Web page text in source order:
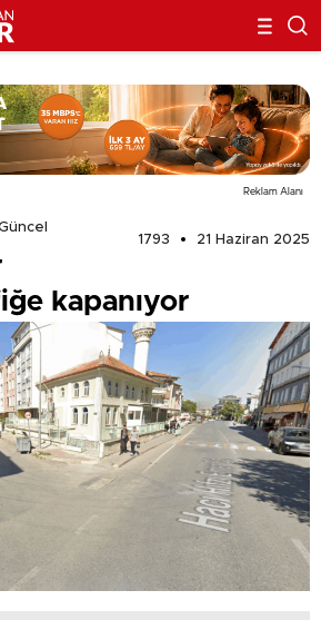
Reklam Alanı
1793
21 Haziran 2025
kapanıyor